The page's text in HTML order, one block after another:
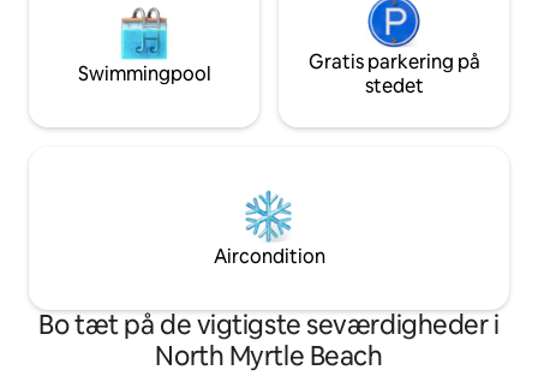
Swimmingpool
Gratis parkering på
stedet
Aircondition
Bo tæt på de vigtigste seværdigheder i
North Myrtle Beach